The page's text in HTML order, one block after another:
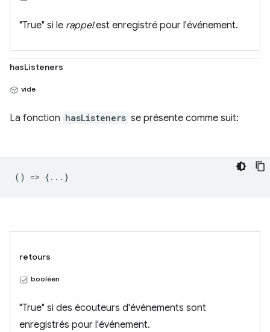
"True" si le rappelest enregistré pour l'événement.
hasListeners
vide
La fonction hasListeners se présente comme suit:
() => {...}
retours
booléen
"True" si des écouteurs d'événements sont
enregistrés pour l'événement.